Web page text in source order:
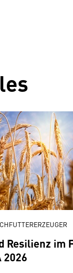
Resilienz im
2026